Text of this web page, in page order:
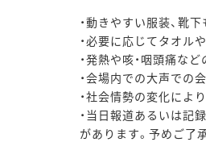
・動きやすい服装、靴
・必要に応じてタオル
・発熱や咳・咽頭痛な
・会場内での大声での
・社会情勢の変化によ
・当日報道あるいは記
があります。予めご了